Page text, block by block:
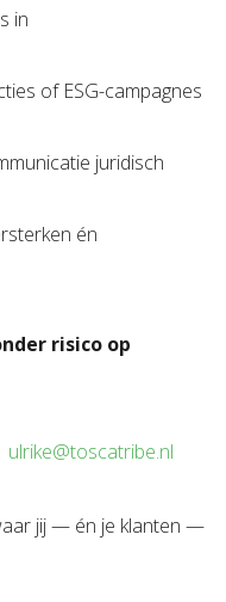
in
of ESG-campagnes
juridisch
én
risico op
ulrike@toscatribe.nl
jij — én je klanten —